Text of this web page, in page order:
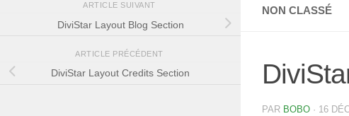
NON CLASSÉ
PAR BOBO · 16
ARTICLE SUIVANT
DiviStar Layout Blog Section
ARTICLE PRÉCÉDENT
DiviStar Layout Credits Section